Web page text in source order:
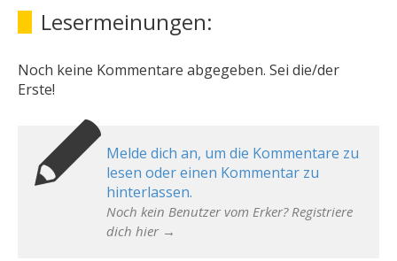
Lesermeinungen:
Noch keine Kommentare abgegeben. Sei die/der
Erste!
Melde dich an, um die Kommentare zu
lesen oder einen Kommentar zu
hinterlassen.
Noch kein Benutzer vom Erker? Registriere
dich hier →